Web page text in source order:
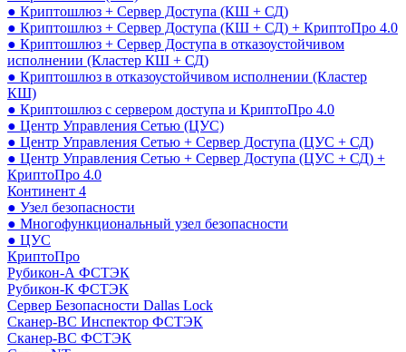
● Криптошлюз + Сервер Доступа (КШ + СД)
● Криптошлюз + Сервер Доступа (КШ + СД) + КриптоПро 4.0
● Криптошлюз + Сервер Доступа в отказоустойчивом
исполнении (Кластер КШ + СД)
● Криптошлюз в отказоустойчивом исполнении (Кластер
КШ)
● Криптошлюз с сервером доступа и КриптоПро 4.0
● Центр Управления Сетью (ЦУС)
● Центр Управления Сетью + Сервер Доступа (ЦУС + СД)
● Центр Управления Сетью + Сервер Доступа (ЦУС + СД) +
КриптоПро 4.0
Континент 4
● Узел безопасности
● Многофункциональный узел безопасности
● ЦУС
КриптоПро
Рубикон-А ФСТЭК
Рубикон-К ФСТЭК
Сервер Безопасности Dallas Lock
Сканер-ВС Инспектор ФСТЭК
Сканер-ВС ФСТЭК